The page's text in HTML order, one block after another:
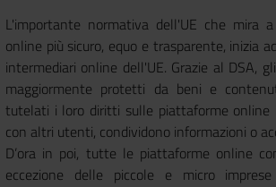
L'importante normativa dell'UE che mira
online più sicuro, equo e trasparente, inizia
intermediari online dell'UE. Grazie al DSA,
maggiormente protetti da beni e
tutelati i loro diritti sulle piattaforme online
con altri utenti, condividono informazioni o
D’ora in poi, tutte le piattaforme online
eccezione delle piccole e micro